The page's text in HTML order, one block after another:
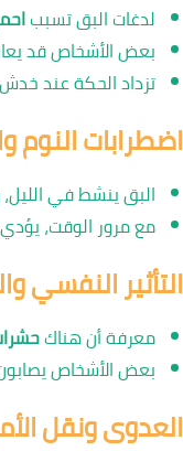
لدغات البق تسبب
بعض الأشخاص قد
تزداد الحكة عند
اضطرابات النوم
البق ينشط في
مع مرور الوقت،
التأثير النفسي
معرفة أن هناك
بعض الأشخاص
العدوى ونقل